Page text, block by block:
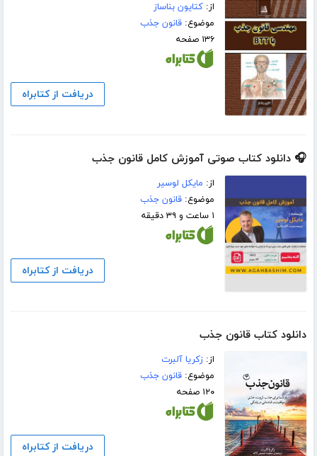
از:کتایون بناساز
موضوع:قانون جذب
۱۳۶ صفحه
دریافت از کتابراه
🎧 دانلود کتاب صوتی آموزش کامل قانون جذب
از: مایکل لوسیر
موضوع:قانون جذب
۱ ساعت و ۳۹ دقیقه
دریافت از کتابراه
دانلود کتاب قانون جذب
از:زکریا آلبرت
موضوع:قانون جذب
۱۲۰ صفحه
دریافت از کتابراه